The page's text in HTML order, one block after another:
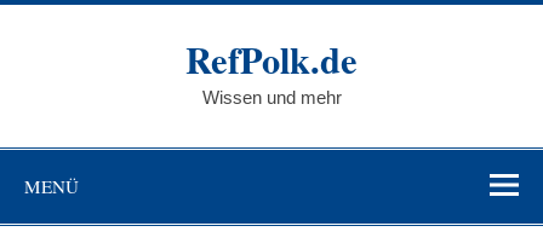
Zum
RefPolk.de
Wissen und mehr
MENÜ